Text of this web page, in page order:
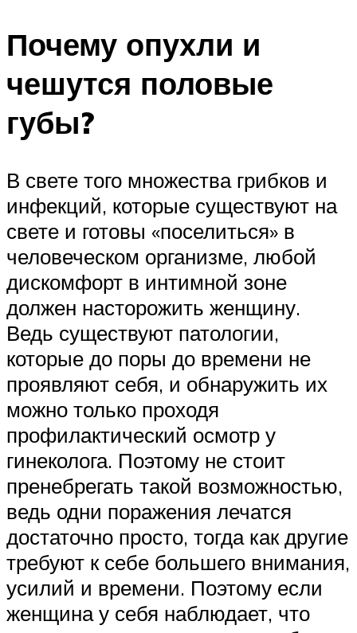
Почему опухли и
чешутся половые
губы?
В свете того множества грибков и
инфекций, которые существуют на
свете и готовы «поселиться» в
человеческом организме, любой
дискомфорт в интимной зоне
должен насторожить женщину.
Ведь существуют патологии,
которые до поры до времени не
проявляют себя, и обнаружить их
можно только проходя
профилактический осмотр у
гинеколога. Поэтому не стоит
пренебрегать такой возможностью,
ведь одни поражения лечатся
достаточно просто, тогда как другие
требуют к себе большего внимания,
усилий и времени. Поэтому если
женщина у себя наблюдает, что